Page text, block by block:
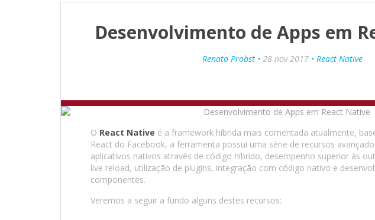
Desenvolvimento de Apps em
Renato Probst • 28 nov 2017• React Native
O React Native é a framework híbrida mais comentada atualmente,
React do Facebook, a ferramenta possui uma série de recursos
aplicativos nativos através de código híbrido, desempenho superior às
live reload, utilização de plugins, integração com código nativo e
componentes.
Veremos a seguir a fundo alguns destes recursos: